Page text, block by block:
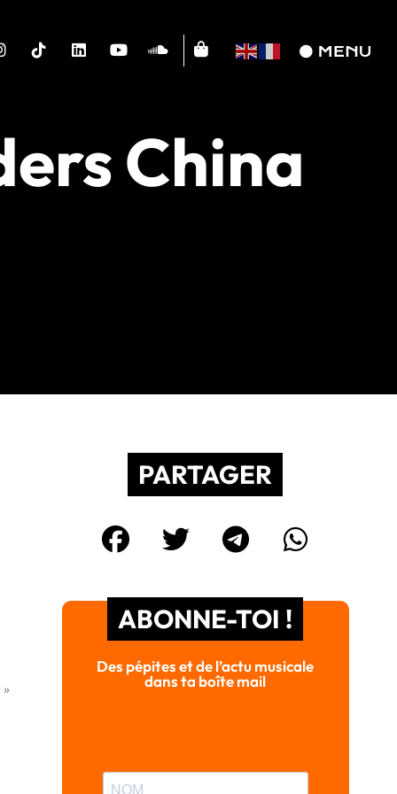
China
PARTAGER
ABONNE-TOI !
Des pépites et de l’actu musicale
dans ta boîte mail